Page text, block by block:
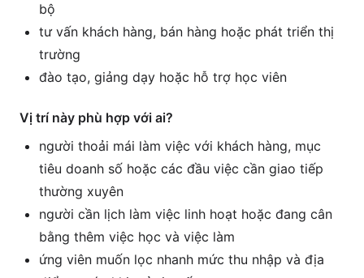
bộ
tư vấn khách hàng, bán hàng hoặc phát triển thị
trường
đào tạo, giảng dạy hoặc hỗ trợ học viên
Vị trí này phù hợp với ai?
người thoải mái làm việc với khách hàng, mục
tiêu doanh số hoặc các đầu việc cần giao tiếp
thường xuyên
người cần lịch làm việc linh hoạt hoặc đang cân
bằng thêm việc học và việc làm
ứng viên muốn lọc nhanh mức thu nhập và địa